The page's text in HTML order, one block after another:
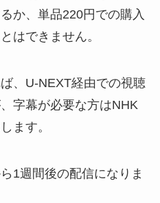
か、単品220円での購入
はできません。
、U-NEXT経由での視聴
字幕が必要な方はNHK
ます。
1週間後の配信になりま